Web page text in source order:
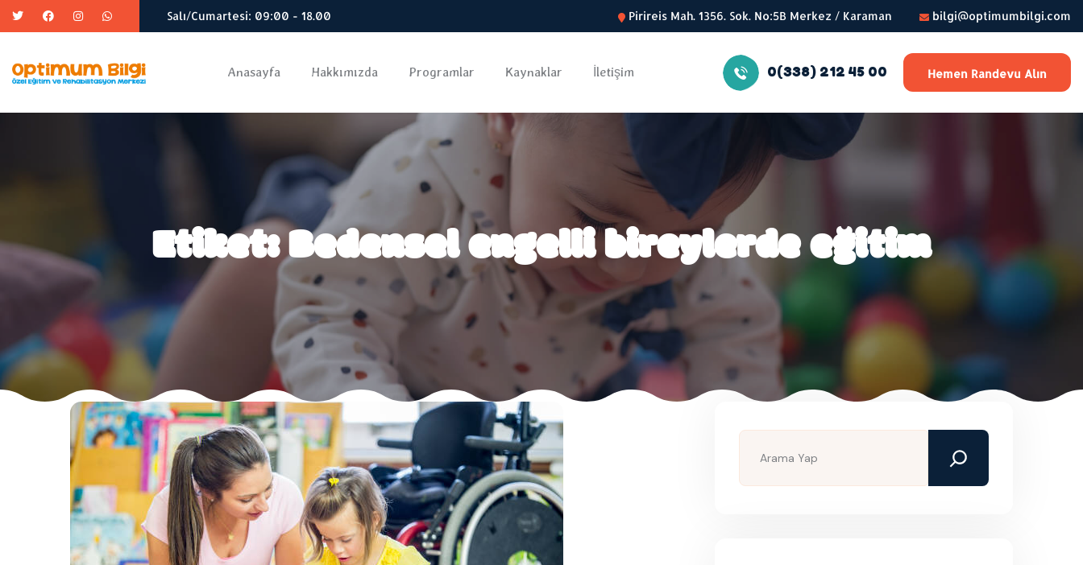
Salı/Cumartesi: 09:00 - 18.00 Pirireis Mah. 1356. Sok. No:5B Merkez / Karaman bilgi@optimumbilgi.com
Anasayfa Hakkımızda Programlar Kaynaklar İletişim 0(338) 212 45 00 Hemen Randevu Alın
Etiket:Bedensel engelli bireylerde eğitim